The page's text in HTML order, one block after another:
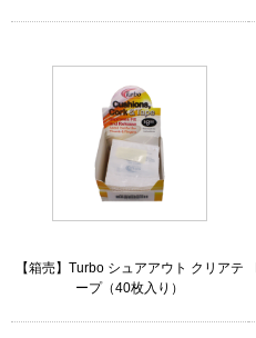
【箱売】Turbo シュアアウト クリアテ
ープ（40枚入り）